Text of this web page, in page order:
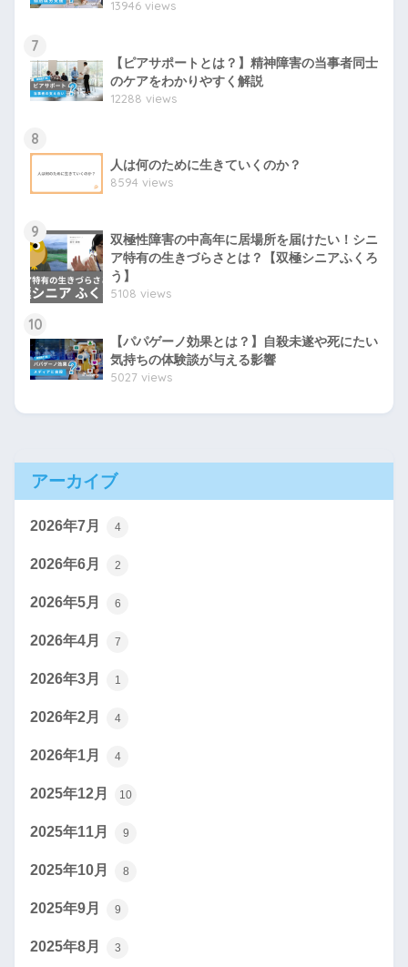
13946 views
7
【ピアサポートとは？】精神障害の当事者同士
のケアをわかりやすく解説
12288 views
8
人は何のために生きていくのか？
8594 views
9
双極性障害の中高年に居場所を届けたい！シニ
ア特有の生きづらさとは？【双極シニアふくろ
う】
5108 views
10
【パパゲーノ効果とは？】自殺未遂や死にたい
気持ちの体験談が与える影響
5027 views
アーカイブ
2026年7月 4
2026年6月 2
2026年5月 6
2026年4月 7
2026年3月 1
2026年2月 4
2026年1月 4
2025年12月 10
2025年11月 9
2025年10月 8
2025年9月 9
2025年8月 3